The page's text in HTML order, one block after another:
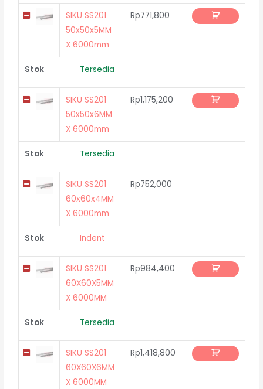
SIKU SS201
50x50x5MM
X 6000mm
Rp771,800
Stok Tersedia
SIKU SS201
50x50x6MM
X 6000mm
Rp1,175,200
Stok Tersedia
SIKU SS201
60x60x4MM
X 6000mm
Rp752,000
Stok Indent
SIKU SS201
60X60X5MM
X 6000MM
Rp984,400
Stok Tersedia
SIKU SS201
60X60X6MM
X 6000MM
Rp1,418,800